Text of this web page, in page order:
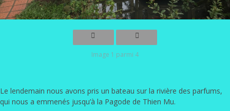
Image 1 parmi 4
Le lendemain nous avons pris un bateau sur la rivière des parfums,
qui nous a emmenés jusqu’à la Pagode de Thien Mu.